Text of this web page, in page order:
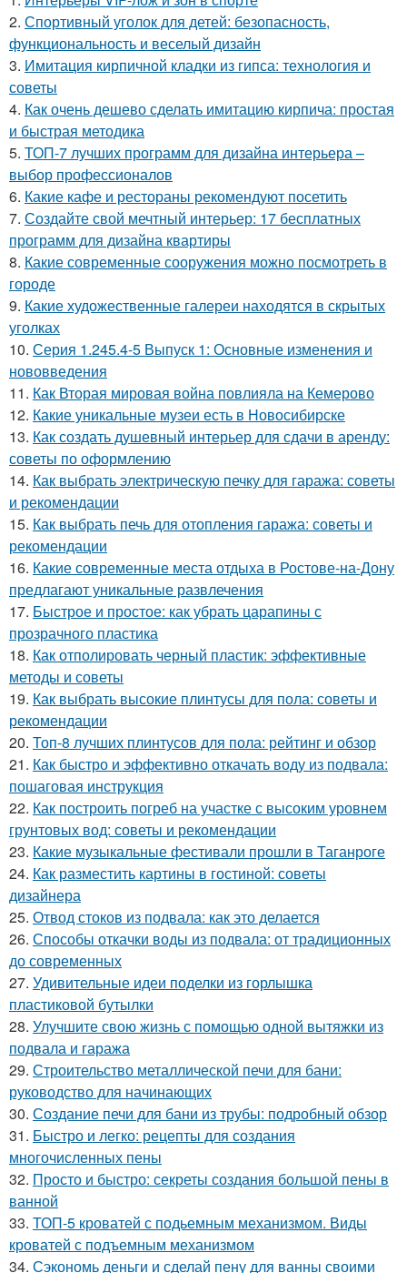
2. Спортивный уголок для детей: безопасность,
функциональность и веселый дизайн
3. Имитация кирпичной кладки из гипса: технология и
советы
4. Как очень дешево сделать имитацию кирпича: простая
и быстрая методика
5. ТОП-7 лучших программ для дизайна интерьера –
выбор профессионалов
6. Какие кафе и рестораны рекомендуют посетить
7. Создайте свой мечтный интерьер: 17 бесплатных
программ для дизайна квартиры
8. Какие современные сооружения можно посмотреть в
городе
9. Какие художественные галереи находятся в скрытых
уголках
10. Серия 1.245.4-5 Выпуск 1: Основные изменения и
нововведения
11. Как Вторая мировая война повлияла на Кемерово
12. Какие уникальные музеи есть в Новосибирске
13. Как создать душевный интерьер для сдачи в аренду:
советы по оформлению
14. Как выбрать электрическую печку для гаража: советы
и рекомендации
15. Как выбрать печь для отопления гаража: советы и
рекомендации
16. Какие современные места отдыха в Ростове-на-Дону
предлагают уникальные развлечения
17. Быстрое и простое: как убрать царапины с
прозрачного пластика
18. Как отполировать черный пластик: эффективные
методы и советы
19. Как выбрать высокие плинтусы для пола: советы и
рекомендации
20. Топ-8 лучших плинтусов для пола: рейтинг и обзор
21. Как быстро и эффективно откачать воду из подвала:
пошаговая инструкция
22. Как построить погреб на участке с высоким уровнем
грунтовых вод: советы и рекомендации
23. Какие музыкальные фестивали прошли в Таганроге
24. Как разместить картины в гостиной: советы
дизайнера
25. Отвод стоков из подвала: как это делается
26. Способы откачки воды из подвала: от традиционных
до современных
27. Удивительные идеи поделки из горлышка
пластиковой бутылки
28. Улучшите свою жизнь с помощью одной вытяжки из
подвала и гаража
29. Строительство металлической печи для бани:
руководство для начинающих
30. Создание печи для бани из трубы: подробный обзор
31. Быстро и легко: рецепты для создания
многочисленных пены
32. Просто и быстро: секреты создания большой пены в
ванной
33. ТОП-5 кроватей с подьемным механизмом. Виды
кроватей с подъемным механизмом
34. Сэкономь деньги и сделай пену для ванны своими